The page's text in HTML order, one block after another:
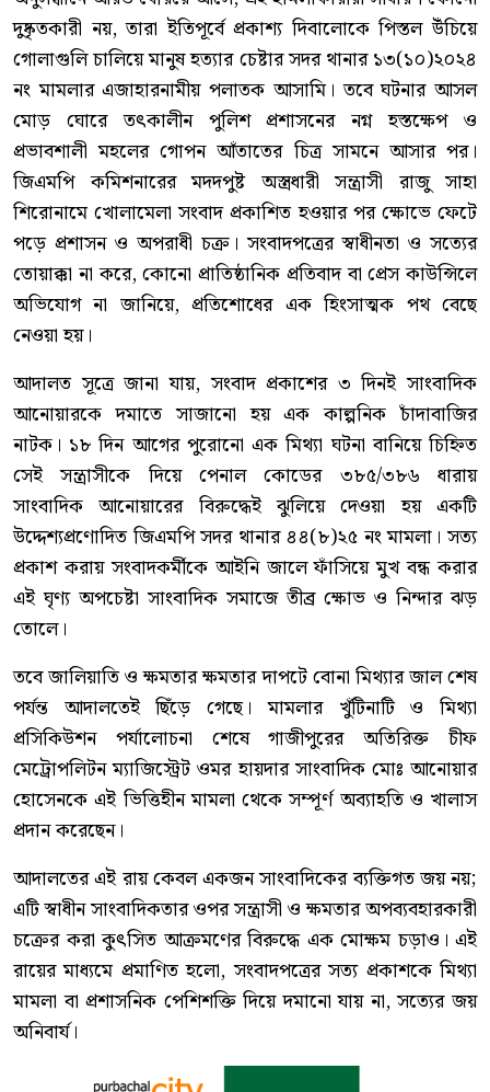
দুষ্কৃতকারী নয়, তারা ইতিপূর্বে প্রকাশ্য দিবালোকে পিস্তল উঁচিয়ে
গোলাগুলি চালিয়ে মানুষ হত্যার চেষ্টার সদর থানার ১৩(১০)২০২৪
নং মামলার এজাহারনামীয় পলাতক আসামি। তবে ঘটনার আসল
মোড় ঘোরে তৎকালীন পুলিশ প্রশাসনের নগ্ন হস্তক্ষেপ ও
প্রভাবশালী মহলের গোপন আঁতাতের চিত্র সামনে আসার পর।
জিএমপি কমিশনারের মদদপুষ্ট অস্ত্রধারী সন্ত্রাসী রাজু সাহা
শিরোনামে খোলামেলা সংবাদ প্রকাশিত হওয়ার পর ক্ষোভে ফেটে
পড়ে প্রশাসন ও অপরাধী চক্র। সংবাদপত্রের স্বাধীনতা ও সত্যের
তোয়াক্কা না করে, কোনো প্রাতিষ্ঠানিক প্রতিবাদ বা প্রেস কাউন্সিলে
অভিযোগ না জানিয়ে, প্রতিশোধের এক হিংসাত্মক পথ বেছে
নেওয়া হয়।
আদালত সূত্রে জানা যায়, সংবাদ প্রকাশের ৩ দিনই সাংবাদিক
আনোয়ারকে দমাতে সাজানো হয় এক কাল্পনিক চাঁদাবাজির
নাটক। ১৮ দিন আগের পুরোনো এক মিথ্যা ঘটনা বানিয়ে চিহ্নিত
সেই সন্ত্রাসীকে দিয়ে পেনাল কোডের ৩৮৫/৩৮৬ ধারায়
সাংবাদিক আনোয়ারের বিরুদ্ধেই ঝুলিয়ে দেওয়া হয় একটি
উদ্দেশ্যপ্রণোদিত জিএমপি সদর থানার ৪৪(৮)২৫ নং মামলা। সত্য
প্রকাশ করায় সংবাদকর্মীকে আইনি জালে ফাঁসিয়ে মুখ বন্ধ করার
এই ঘৃণ্য অপচেষ্টা সাংবাদিক সমাজে তীব্র ক্ষোভ ও নিন্দার ঝড়
তোলে।
তবে জালিয়াতি ও ক্ষমতার ক্ষমতার দাপটে বোনা মিথ্যার জাল শেষ
পর্যন্ত আদালতেই ছিঁড়ে গেছে। মামলার খুঁটিনাটি ও মিথ্যা
প্রসিকিউশন পর্যালোচনা শেষে গাজীপুরের অতিরিক্ত চীফ
মেট্রোপলিটন ম্যাজিস্ট্রেট ওমর হায়দার সাংবাদিক মোঃ আনোয়ার
হোসেনকে এই ভিত্তিহীন মামলা থেকে সম্পূর্ণ অব্যাহতি ও খালাস
প্রদান করেছেন।
আদালতের এই রায় কেবল একজন সাংবাদিকের ব্যক্তিগত জয় নয়;
এটি স্বাধীন সাংবাদিকতার ওপর সন্ত্রাসী ও ক্ষমতার অপব্যবহারকারী
চক্রের করা কুৎসিত আক্রমণের বিরুদ্ধে এক মোক্ষম চড়াও। এই
রায়ের মাধ্যমে প্রমাণিত হলো, সংবাদপত্রের সত্য প্রকাশকে মিথ্যা
মামলা বা প্রশাসনিক পেশিশক্তি দিয়ে দমানো যায় না, সত্যের জয়
অনিবার্য।